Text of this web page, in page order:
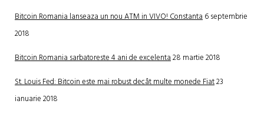
Bitcoin Romania lanseaza un nou ATM in VIVO! Constanta6 septembrie
2018
Bitcoin Romania sarbatoreste 4 ani de excelenta28 martie 2018
St. Louis Fed: Bitcoin este mai robust decât multe monede Fiat23
ianuarie 2018